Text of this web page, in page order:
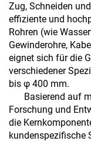
Zug, Schneiden
effiziente und
Rohren (wie
Gewinderohre,
eignet sich für die
verschiedener
bis φ 400 mm.
Basierend auf
Forschung und
die
kundenspezifische